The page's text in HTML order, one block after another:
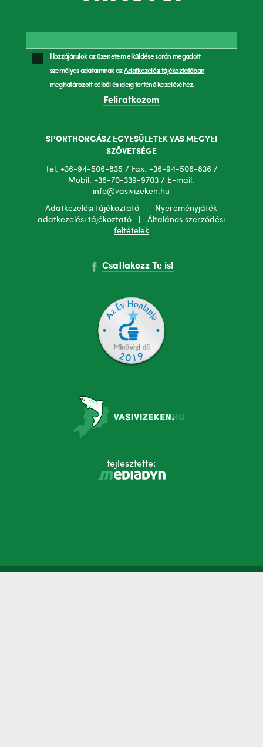
Hozzájárulok az üzenetem elküldése során megadott
személyes adataimnak azAdatkezelési tájékoztatóban
meghatározott célból és ideig történő kezeléséhez.
Feliratkozom
SPORTHORGÁSZ EGYESÜLETEK VAS MEGYEI
SZÖVETSÉGE
Tel: +36-94-506-835 / Fax: +36-94-506-836 /
Mobil: +36-70-339-9703 / E-mail:
info@vasivizeken.hu
Adatkezelési tájékoztató
Nyereményjáték
adatkezelési tájékoztató |Általános szerződési
feltételek
Csatlakozz Te is!
fejlesztette: